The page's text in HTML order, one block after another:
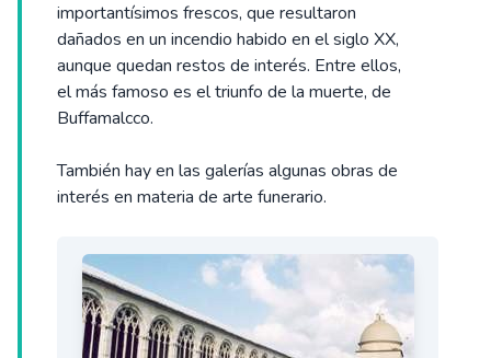
importantísimos frescos, que resultaron
dañados en un incendio habido en el siglo XX,
aunque quedan restos de interés. Entre ellos,
el más famoso es el triunfo de la muerte, de
Buffamalcco.
También hay en las galerías algunas obras de
interés en materia de arte funerario.